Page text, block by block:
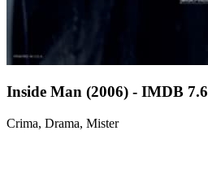
Inside Man (2006) - IMDB 7.6
Crima, Drama, Mister